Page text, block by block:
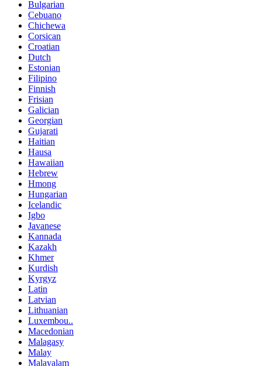
Bulgarian
Cebuano
Chichewa
Corsican
Croatian
Dutch
Estonian
Filipino
Finnish
Frisian
Galician
Georgian
Gujarati
Haitian
Hausa
Hawaiian
Hebrew
Hmong
Hungarian
Icelandic
Igbo
Javanese
Kannada
Kazakh
Khmer
Kurdish
Kyrgyz
Latin
Latvian
Lithuanian
Luxembou..
Macedonian
Malagasy
Malay
Malayalam